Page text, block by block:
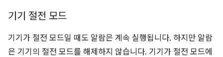
기기 절전 모드
기기가 절전 모드일 때도 알람은 계속 실행됩니다. 하지만 알람
은 기기의 절전 모드를 해제하지 않습니다. 기기가 절전 모드에